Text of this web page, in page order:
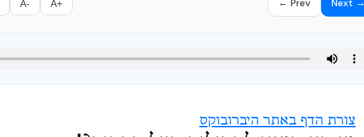
A- A+ ← Prev Next →
צורת הדף באתר היברובוקס